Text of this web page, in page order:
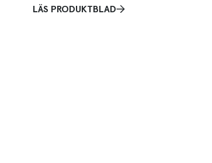
LÄS PRODUKTBLAD